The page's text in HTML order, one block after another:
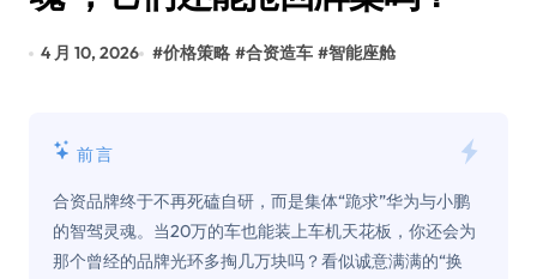
4 月 10, 2026 #价格策略 #合资造车 #智能座舱
前言
合资品牌终于不再死磕自研，而是集体“跪求”华为与小鹏
的智驾灵魂。当20万的车也能装上车机天花板，你还会为
那个曾经的品牌光环多掏几万块吗？看似诚意满满的“换